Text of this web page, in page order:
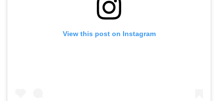
View this post on Instagram